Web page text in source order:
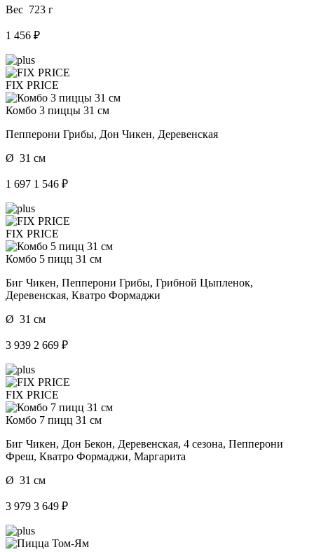
Вес 723 г
1 456 ₽
FIX PRICE
Комбо 3 пиццы 31 см
Пепперони Грибы, Дон Чикен, Деревенская
Ø 31 см
1 697 1 546 ₽
FIX PRICE
Комбо 5 пицц 31 см
Биг Чикен, Пепперони Грибы, Грибной Цыпленок,
Деревенская, Кватро Формаджи
Ø 31 см
3 939 2 669 ₽
FIX PRICE
Комбо 7 пицц 31 см
Биг Чикен, Дон Бекон, Деревенская, 4 сезона, Пепперони
Фреш, Кватро Формаджи, Маргарита
Ø 31 см
3 979 3 649 ₽